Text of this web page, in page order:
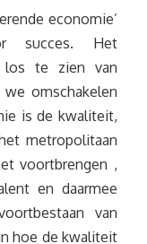
economie’
succes. Het
los te zien van
omschakelen
is de kwaliteit,
metropolitaan
voortbrengen ,
en daarmee
van
hoe de kwaliteit